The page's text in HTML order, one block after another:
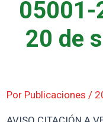
05001-
20 de
Por Publicaciones /